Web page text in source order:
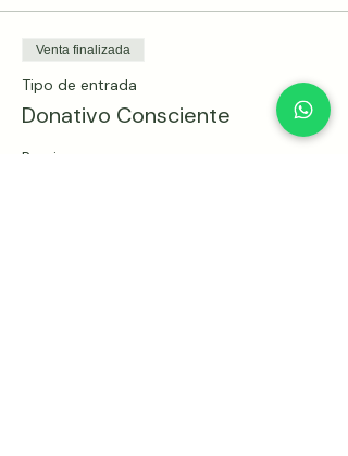
Venta finalizada
Tipo de entrada
Donativo Consciente
Precio